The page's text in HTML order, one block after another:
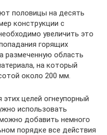
половицы на десять
конструкции с
увеличить это
горящих
размеченную область
на который
около 200 мм.
целей огнеупорный
использовать
добавить немного
порядке все действия